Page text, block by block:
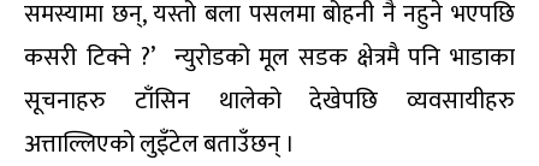
समस्यामा छन्, यस्तो बला पसलमा बोहनी नै नहुने भएपछि
कसरी टिक्ने ?’ न्युरोडको मूल सडक क्षेत्रमै पनि भाडाका
सूचनाहरु टाँसिन थालेको देखेपछि व्यवसायीहरु
अत्ताल्लिएको लुइँटेल बताउँछन् ।